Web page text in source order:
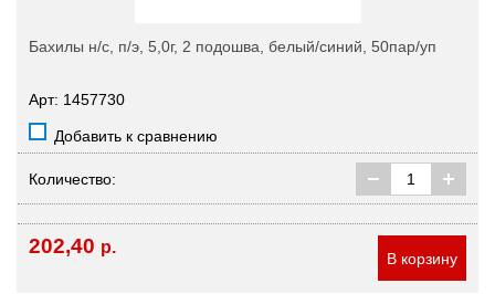
Бахилы н/с, п/э, 5,0г, 2 подошва, белый/синий, 50пар/уп
Арт: 1457730
Добавить к сравнению
Количество:
202,40 р.
В корзину